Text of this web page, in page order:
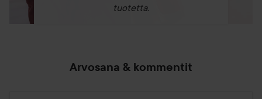
tuotetta.
Arvosana & kommentit